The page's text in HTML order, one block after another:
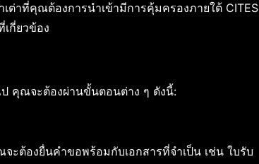
ต่าที่คุณต้องการนำเข้ามีการคุ้มครองภายใต้ CITES
กี่ยวข้อง
ป คุณจะต้องผ่านขั้นตอนต่าง ๆ ดังนี้:
ะต้องยื่นคำขอพร้อมกับเอกสารที่จำเป็น เช่น ใบรับ